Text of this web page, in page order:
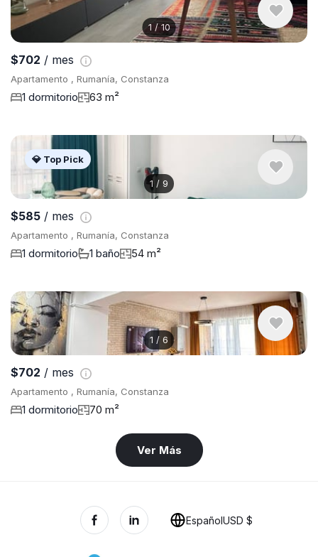
1 /10
$702 / mes
Apartamento , Rumanía, Constanza
1 dormitorio 63 m²
1/ 9
💎 Top Pick
$585 / mes
Apartamento , Rumanía, Constanza
1 dormitorio 1 baño 54 m²
1 / 6
$702 / mes
Apartamento , Rumanía, Constanza
1 dormitorio 70 m²
Ver Más
EspañolUSD $